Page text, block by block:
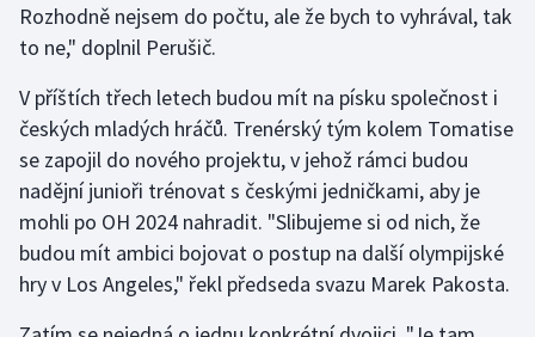
Rozhodně nejsem do počtu, ale že bych to vyhrával, tak
to ne," doplnil Perušič.
V příštích třech letech budou mít na písku společnost i
českých mladých hráčů. Trenérský tým kolem Tomatise
se zapojil do nového projektu, v jehož rámci budou
nadějní junioři trénovat s českými jedničkami, aby je
mohli po OH 2024 nahradit. "Slibujeme si od nich, že
budou mít ambici bojovat o postup na další olympijské
hry v Los Angeles," řekl předseda svazu Marek Pakosta.